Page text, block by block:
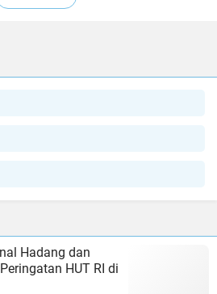
Hadang dan
HUT RI di